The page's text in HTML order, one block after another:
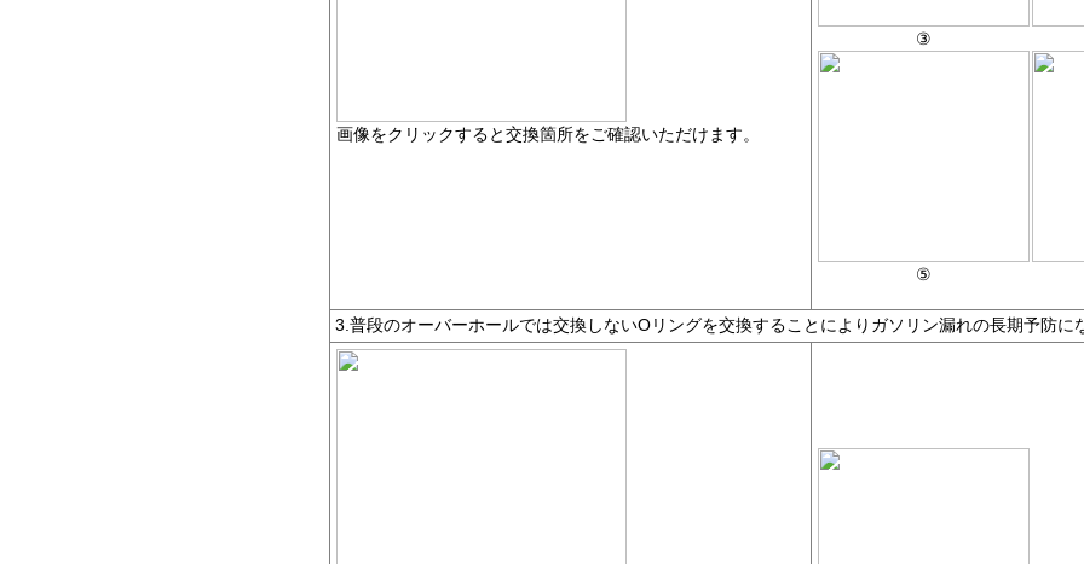
画像をクリックすると交換箇所をご確認いただけます。
③
⑤
3.普段のオーバーホールでは交換しないOリングを交換することによりガソリン漏れの長期予防に